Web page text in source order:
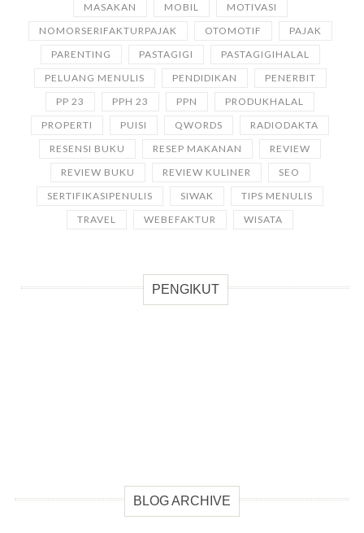
MASAKAN
MOBIL
MOTIVASI
NOMORSERIFAKTURPAJAK
OTOMOTIF
PAJAK
PARENTING
PASTAGIGI
PASTAGIGIHALAL
PELUANG MENULIS
PENDIDIKAN
PENERBIT
PP 23
PPH 23 PPN
PRODUKHALAL
PROPERTI
PUISI QWORDS
RADIODAKTA
RESENSI BUKU
RESEP MAKANAN
REVIEW
REVIEW BUKU
REVIEW KULINER
SEO
SERTIFIKASIPENULIS
SIWAK
TIPS MENULIS
TRAVEL
WEBEFAKTUR WISATA
PENGIKUT
BLOG ARCHIVE